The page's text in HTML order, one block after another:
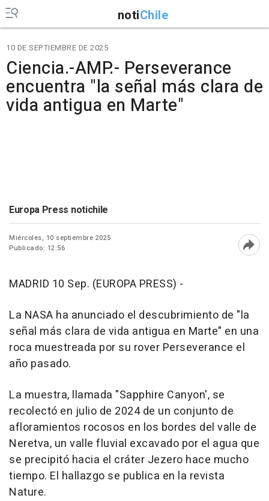
notiChile
10 DE SEPTIEMBRE DE 2025
Ciencia.-AMP.- Perseverance
encuentra "la señal más clara de
vida antigua en Marte"
Europa Press notichile
Miércoles, 10 septiembre 2025
Publicado: 12:56
MADRID 10 Sep. (EUROPA PRESS) -
La NASA ha anunciado el descubrimiento de "la
señal más clara de vida antigua en Marte" en una
roca muestreada por su rover Perseverance el
año pasado.
La muestra, llamada "Sapphire Canyon', se
recolectó en julio de 2024 de un conjunto de
afloramientos rocosos en los bordes del valle de
Neretva, un valle fluvial excavado por el agua que
se precipitó hacia el cráter Jezero hace mucho
tiempo. El hallazgo se publica en la revista
Nature.